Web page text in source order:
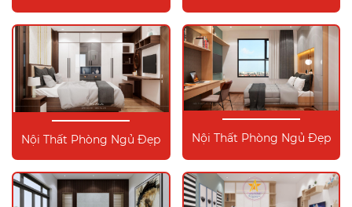
Nội Thất Phòng Ngủ Đẹp Nội Thất Phòng Ngủ Đẹp